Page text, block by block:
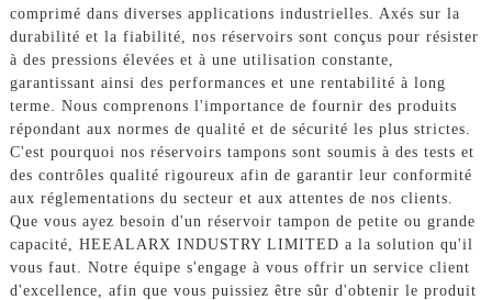
comprimé dans diverses applications industrielles. Axés sur la
durabilité et la fiabilité, nos réservoirs sont conçus pour résister
à des pressions élevées et à une utilisation constante,
garantissant ainsi des performances et une rentabilité à long
terme. Nous comprenons l'importance de fournir des produits
répondant aux normes de qualité et de sécurité les plus strictes.
C'est pourquoi nos réservoirs tampons sont soumis à des tests et
des contrôles qualité rigoureux afin de garantir leur conformité
aux réglementations du secteur et aux attentes de nos clients.
Que vous ayez besoin d'un réservoir tampon de petite ou grande
capacité, HEEALARX INDUSTRY LIMITED a la solution qu'il
vous faut. Notre équipe s'engage à vous offrir un service client
d'excellence, afin que vous puissiez être sûr d'obtenir le produit